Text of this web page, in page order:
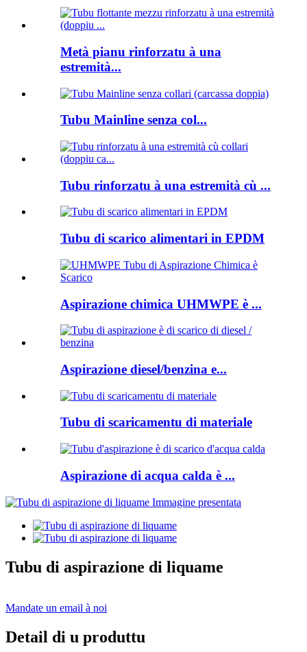
Metà pianu rinforzatu à una
estremità...
Tubu Mainline senza col...
Tubu rinforzatu à una estremità cù ...
Tubu di scarico alimentari in EPDM
Aspirazione chimica UHMWPE è ...
Aspirazione diesel/benzina e...
Tubu di scaricamentu di materiale
Aspirazione di acqua calda è ...
Tubu di aspirazione di liquame
Mandate un email à noi
Detail di u produttu